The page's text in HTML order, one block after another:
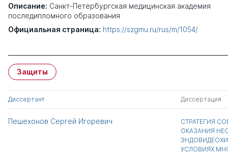
Описание: Санкт-Петербургская медицинская академия
последипломного образования
Официальная страница: https://szgmu.ru/rus/m/1054/
Защиты
Диссертант Диссертация
Пешехонов Сергей Игоревич
СТРАТЕГИЯ
ОКАЗАНИЯ
УСЛОВИЯХ